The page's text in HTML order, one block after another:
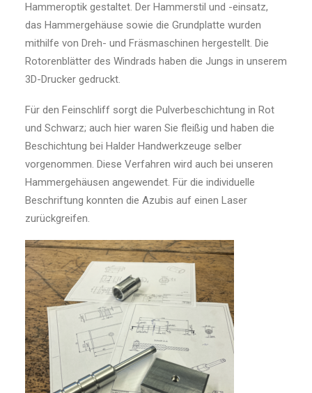
Hammeroptik gestaltet. Der Hammerstil und -einsatz,
das Hammergehäuse sowie die Grundplatte wurden
mithilfe von Dreh- und Fräsmaschinen hergestellt. Die
Rotorenblätter des Windrads haben die Jungs in unserem
3D-Drucker gedruckt.
Für den Feinschliff sorgt die Pulverbeschichtung in Rot
und Schwarz; auch hier waren Sie fleißig und haben die
Beschichtung bei Halder Handwerkzeuge selber
vorgenommen. Diese Verfahren wird auch bei unseren
Hammergehäusen angewendet. Für die individuelle
Beschriftung konnten die Azubis auf einen Laser
zurückgreifen.